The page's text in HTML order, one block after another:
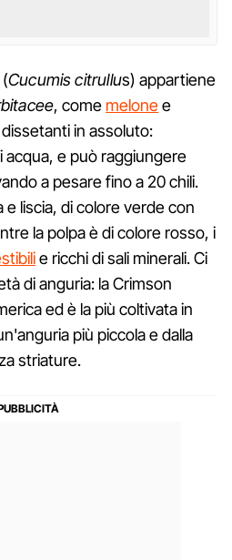
(Cucumis citrullus) appartiene
, come melonee
in assoluto:
acqua, e può raggiungere
a pesare fino a 20 chili.
liscia, di colore verde con
la polpa è di colore rosso, i
e ricchi di sali minerali. Ci
di anguria: la Crimson
ed è la più coltivata in
più piccola e dalla
striature.